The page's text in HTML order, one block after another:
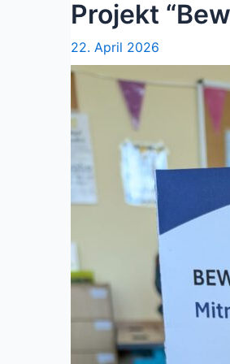
Projekt
22. April 2026